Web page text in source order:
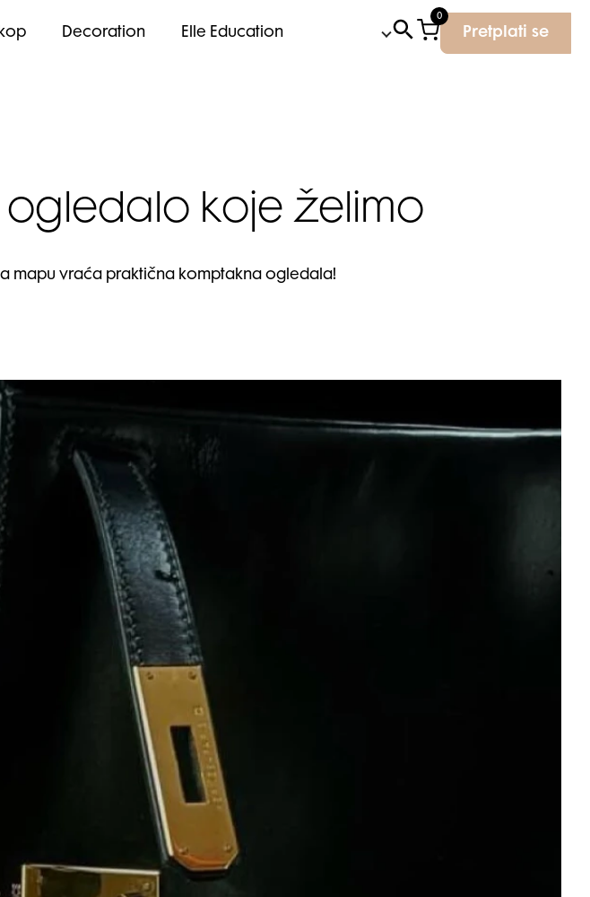
Decoration Elle Education
0
Pretplati se
koje želimo
mapu vraća praktična komptakna ogledala!